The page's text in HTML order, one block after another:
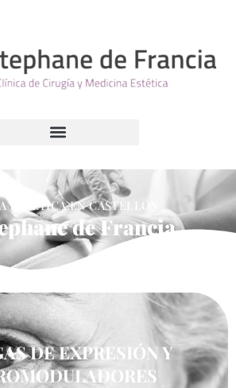
ESTÉTICA EN CASTELLÓN
de Francia
DE EXPRESIÓN Y